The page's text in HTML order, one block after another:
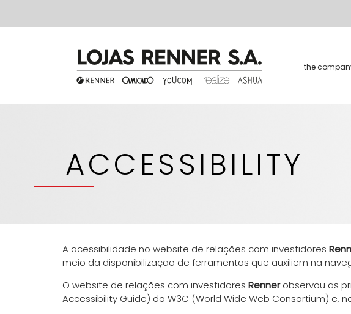
the
ACCESSIBILITY
A acessibilidade no website de relações com investidores
meio da disponibilização de ferramentas que auxiliem na
O website de relações com investidores Rennerobservou as
Accessibility Guide) do W3C (World Wide Web Consortium) e,